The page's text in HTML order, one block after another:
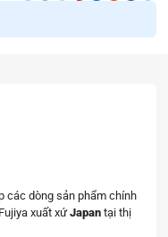
các dòng sản phẩm chính
xuất xứJapantại thị